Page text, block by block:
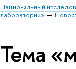
Национальный
лаборатории»
Тема